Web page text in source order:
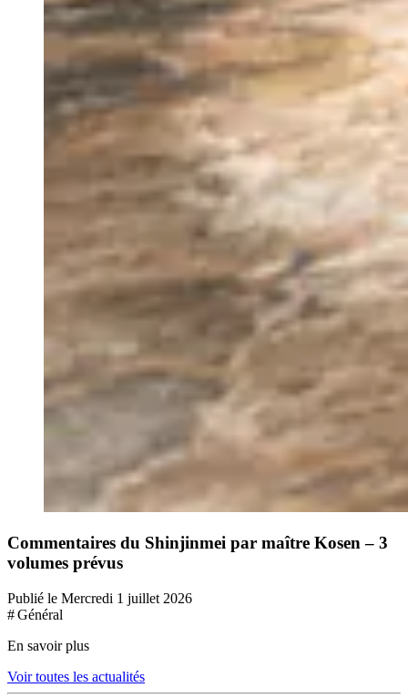
Commentaires du Shinjinmei par maître Kosen – 3
volumes prévus
Publié le Mercredi 1 juillet 2026
# Général
En savoir plus
Voir toutes les actualités